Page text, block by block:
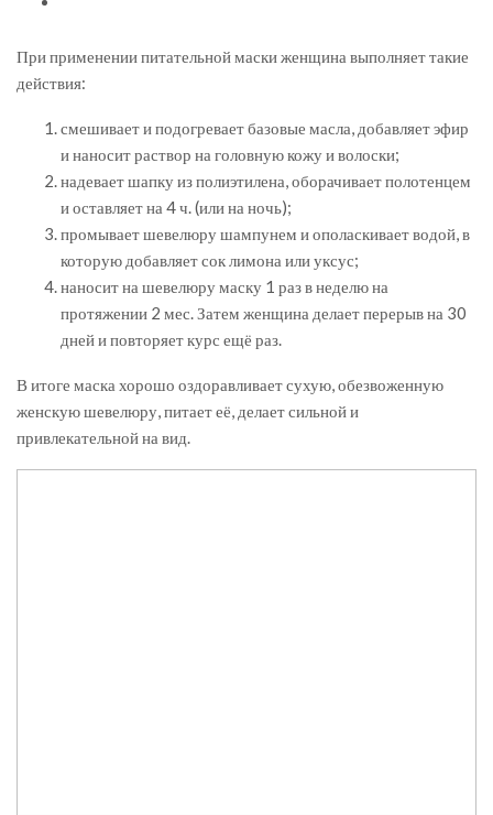
При применении питательной маски женщина выполняет такие
действия:
смешивает и подогревает базовые масла, добавляет эфир
и наносит раствор на головную кожу и волоски;
надевает шапку из полиэтилена, оборачивает полотенцем
и оставляет на 4 ч. (или на ночь);
промывает шевелюру шампунем и ополаскивает водой, в
которую добавляет сок лимона или уксус;
наносит на шевелюру маску 1 раз в неделю на
протяжении 2 мес. Затем женщина делает перерыв на 30
дней и повторяет курс ещё раз.
В итоге маска хорошо оздоравливает сухую, обезвоженную
женскую шевелюру, питает её, делает сильной и
привлекательной на вид.